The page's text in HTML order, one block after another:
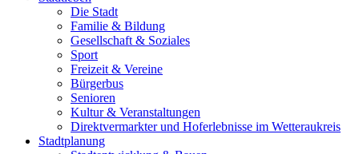
Die Stadt
Familie & Bildung
Gesellschaft & Soziales
Sport
Freizeit & Vereine
Bürgerbus
Senioren
Kultur & Veranstaltungen
Direktvermarkter und Hoferlebnisse im Wetteraukreis
Stadtplanung